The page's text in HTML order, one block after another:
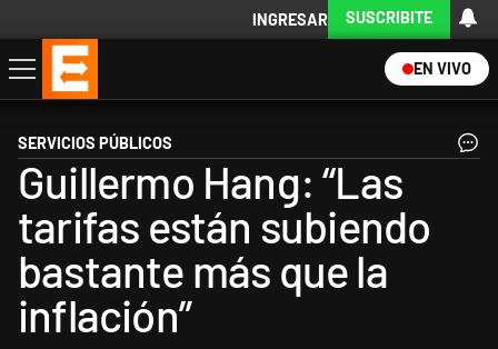
INGRESAR SUSCRIBITE
EN VIVO
Economía
Política
Internacional
Actualidad
Descargá la App
SERVICIOS PÚBLICOS
Guillermo Hang: “Las
tarifas están subiendo
bastante más que la
inflación”